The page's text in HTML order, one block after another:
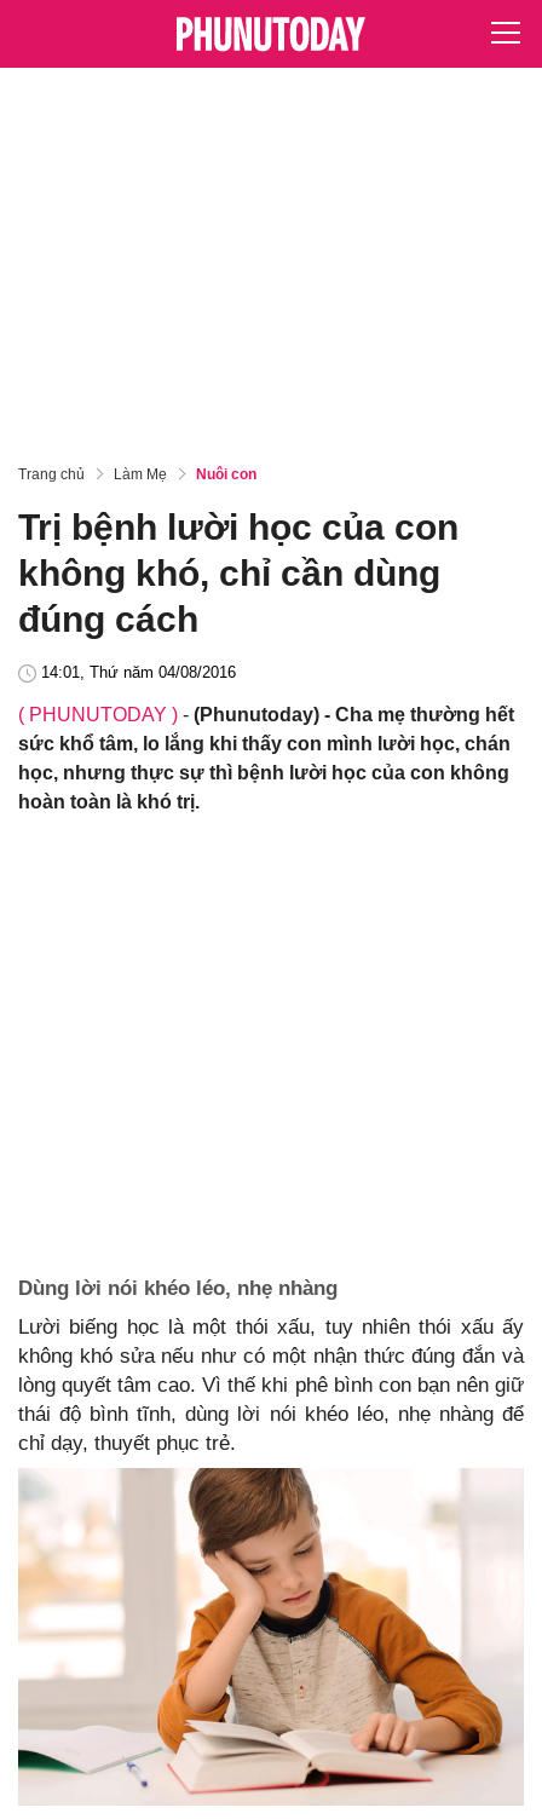
Trang chủ Làm Mẹ Nuôi con
Trị bệnh lười học của con
không khó, chỉ cần dùng
đúng cách
14:01, Thứ năm 04/08/2016
( PHUNUTODAY ) - (Phunutoday) - Cha mẹ thường hết
sức khổ tâm, lo lắng khi thấy con mình lười học, chán
học, nhưng thực sự thì bệnh lười học của con không
hoàn toàn là khó trị.
Dùng lời nói khéo léo, nhẹ nhàng
Lười biếng học là một thói xấu, tuy nhiên thói xấu ấy
không khó sửa nếu như có một nhận thức đúng đắn và
lòng quyết tâm cao. Vì thế khi phê bình con bạn nên giữ
thái độ bình tĩnh, dùng lời nói khéo léo, nhẹ nhàng để
chỉ dạy, thuyết phục trẻ.